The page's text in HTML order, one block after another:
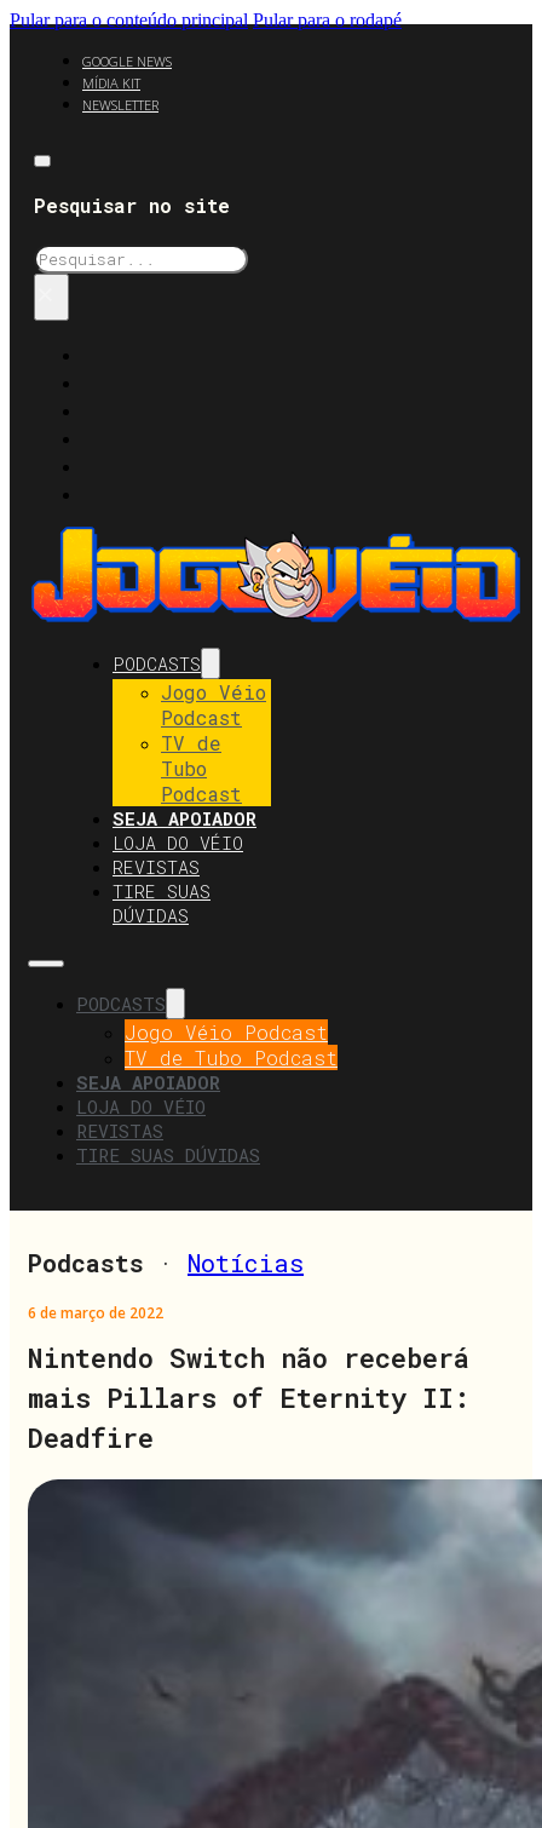
Pular para o conteúdo principal Pular para o rodapé
GOOGLE NEWS
MÍDIA KIT
NEWSLETTER
Pesquisar no site
Pesquisar
PODCASTS
Jogo Véio
Podcast
TV de
Tubo
Podcast
SEJA APOIADOR
LOJA DO VÉIO
REVISTAS
TIRE SUAS
DÚVIDAS
PODCASTS
Jogo Véio Podcast
TV de Tubo Podcast
SEJA APOIADOR
LOJA DO VÉIO
REVISTAS
TIRE SUAS DÚVIDAS
Podcasts · Notícias
6 de março de 2022
Nintendo Switch não receberá
mais Pillars of Eternity II:
Deadfire